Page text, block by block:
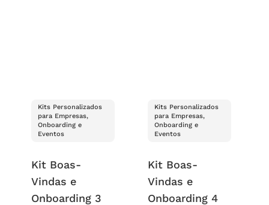
Kits Personalizados
para Empresas,
Onboarding e
Eventos
Kit Boas-
Vindas e
Onboarding 3
Kits Personalizados
para Empresas,
Onboarding e
Eventos
Kit Boas-
Vindas e
Onboarding 4